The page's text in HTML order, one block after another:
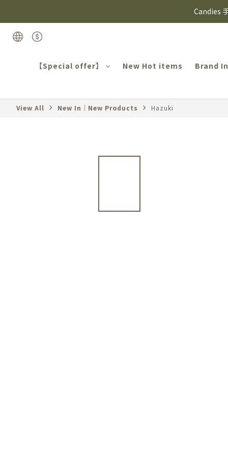
⸜ 8/1-8/31 ⸝  88購
Candies
【Special offer】 New Hot items Brand
View All New In｜New Products Hazuki